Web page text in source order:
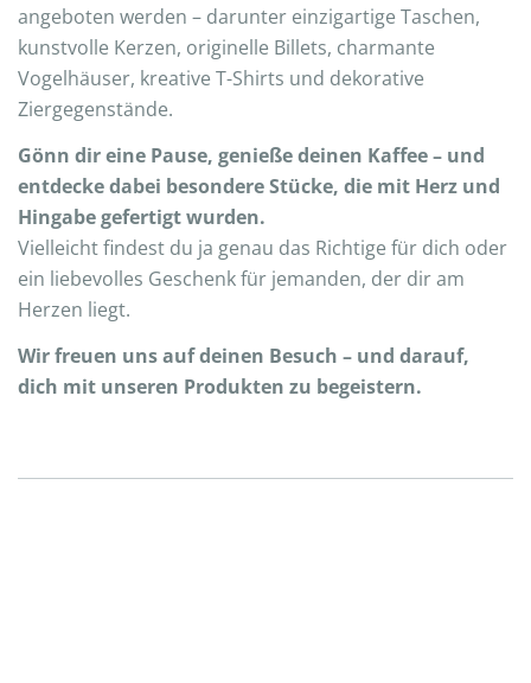
angeboten werden – darunter einzigartige Taschen,
kunstvolle Kerzen, originelle Billets, charmante
Vogelhäuser, kreative T-Shirts und dekorative
Ziergegenstände.
Gönn dir eine Pause, genieße deinen Kaffee – und
entdecke dabei besondere Stücke, die mit Herz und
Hingabe gefertigt wurden.
Vielleicht findest du ja genau das Richtige für dich oder
ein liebevolles Geschenk für jemanden, der dir am
Herzen liegt.
Wir freuen uns auf deinen Besuch – und darauf,
dich mit unseren Produkten zu begeistern.